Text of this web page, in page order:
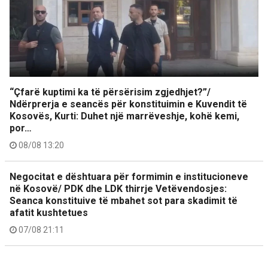
“Çfarë kuptimi ka të përsërisim zgjedhjet?”/
Ndërprerja e seancës për konstituimin e Kuvendit të
Kosovës, Kurti: Duhet një marrëveshje, kohë kemi,
por…
08/08 13:20
Negocitat e dështuara për formimin e institucioneve
në Kosovë/ PDK dhe LDK thirrje Vetëvendosjes:
Seanca konstituive të mbahet sot para skadimit të
afatit kushtetues
07/08 21:11